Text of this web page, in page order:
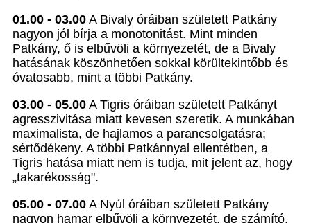
01.00 - 03.00 A Bivaly óráiban született Patkány
nagyon jól bírja a monotonitást. Mint minden
Patkány, ő is elbűvöli a környezetét, de a Bivaly
hatásának köszönhetően sokkal körültekintőbb és
óvatosabb, mint a többi Patkány.
03.00 - 05.00 A Tigris óráiban született Patkányt
agresszivitása miatt kevesen szeretik. A munkában
maximalista, de hajlamos a parancsolgatásra;
sértődékeny. A többi Patkánnyal ellentétben, a
Tigris hatása miatt nem is tudja, mit jelent az, hogy
„takarékosság".
05.00 - 07.00 A Nyúl óráiban született Patkány
nagyon hamar elbűvöli a környezetét, de számító.